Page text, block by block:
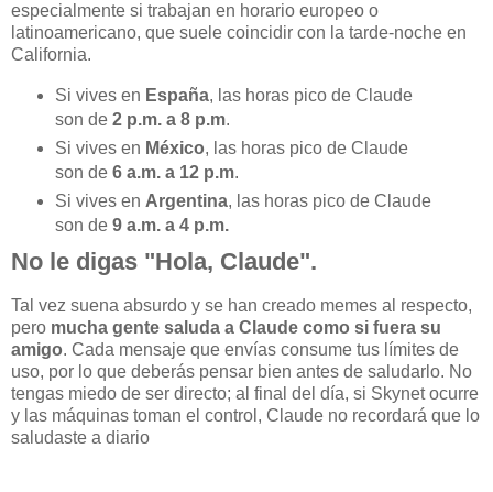
especialmente si trabajan en horario europeo o
latinoamericano, que suele coincidir con la tarde-noche en
California.
Si vives en España, las horas pico de Claude
son de 2 p.m. a 8 p.m.
Si vives en México, las horas pico de Claude
son de 6 a.m. a 12 p.m.
Si vives en Argentina, las horas pico de Claude
son de 9 a.m. a 4 p.m.
No le digas "Hola, Claude".
Tal vez suena absurdo y se han creado memes al respecto,
pero mucha gente saluda a Claude como si fuera su
amigo. Cada mensaje que envías consume tus límites de
uso, por lo que deberás pensar bien antes de saludarlo. No
tengas miedo de ser directo; al final del día, si Skynet ocurre
y las máquinas toman el control, Claude no recordará que lo
saludaste a diario